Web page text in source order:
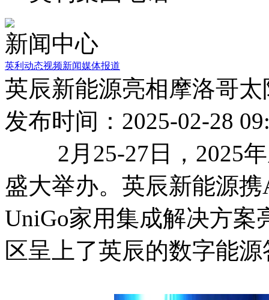
新闻中心
英利动态视频新闻媒体报道
英辰新能源亮相摩洛哥太
发布时间：2025-02-28
2月25-27日，2025年
盛大举办。英辰新能源
UniGo家用集成解决方案
区呈上了英辰的数字能